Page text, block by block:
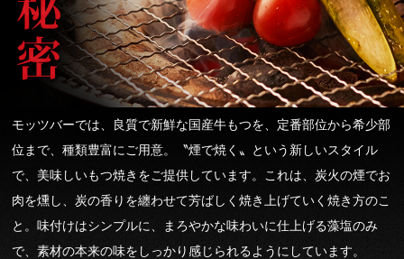
モッツバーでは、良質で新鮮な国産牛もつを、定番部位から希少部
位まで、種類豊富にご用意。〝煙で焼く〟という新しいスタイル
で、美味しいもつ焼きをご提供しています。これは、炭火の煙でお
肉を燻し、炭の香りを纏わせて芳ばしく焼き上げていく焼き方のこ
と。味付けはシンプルに、まろやかな味わいに仕上げる藻塩のみ
で、素材の本来の味をしっかり感じられるようにしています。